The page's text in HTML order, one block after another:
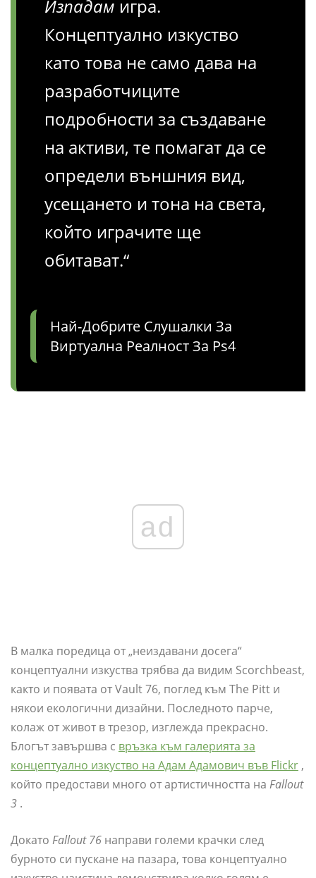
Изпадам игра.
Концептуално изкуство
като това не само дава на
разработчиците
подробности за създаване
на активи, те помагат да се
определи външния вид,
усещането и тона на света,
който играчите ще
обитават.“
Най-Добрите Слушалки За
Виртуална Реалност За Ps4
ad
В малка поредица от „неиздавани досега“
концептуални изкуства трябва да видим Scorchbeast,
както и появата от Vault 76, поглед към The Pitt и
някои екологични дизайни. Последното парче,
колаж от живот в трезор, изглежда прекрасно.
Блогът завършва с връзка към галерията за
концептуално изкуство на Адам Адамович във Flickr ,
който предостави много от артистичността на Fallout
3 .
Докато Fallout 76 направи големи крачки след
бурното си пускане на пазара, това концептуално